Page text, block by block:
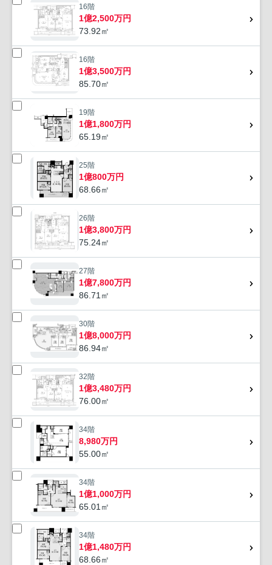
16階
1億2,500万円
73.92㎡
16階
1億3,500万円
85.70㎡
19階
1億1,800万円
65.19㎡
25階
1億800万円
68.66㎡
26階
1億3,800万円
75.24㎡
27階
1億7,800万円
86.71㎡
30階
1億8,000万円
86.94㎡
32階
1億3,480万円
76.00㎡
34階
8,980万円
55.00㎡
34階
1億1,000万円
65.01㎡
34階
1億1,480万円
68.66㎡